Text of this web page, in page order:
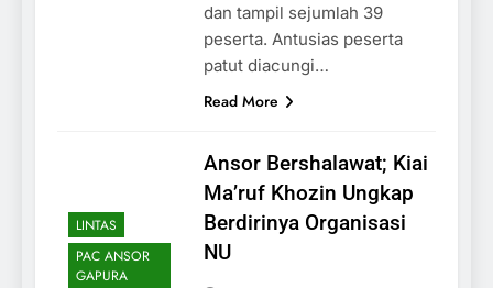
dan tampil sejumlah 39
peserta. Antusias peserta
patut diacungi…
Read More
LINTAS
PAC ANSOR
GAPURA
Ansor Bershalawat; Kiai
Ma’ruf Khozin Ungkap
Berdirinya Organisasi
NU